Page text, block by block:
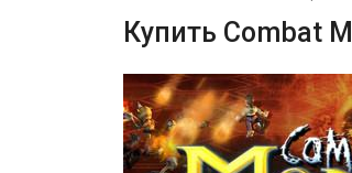
Купить Combat